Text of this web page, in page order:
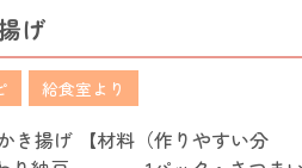
げ
給食室より
き揚げ 【材料（作りやすい分